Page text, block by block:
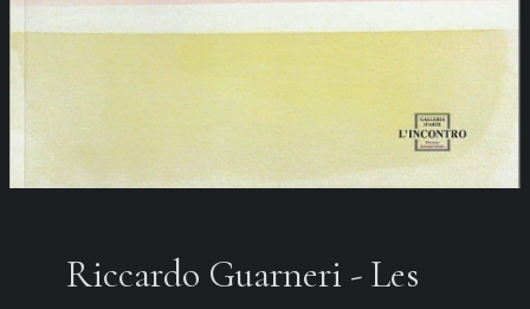
Riccardo Guarneri - Les